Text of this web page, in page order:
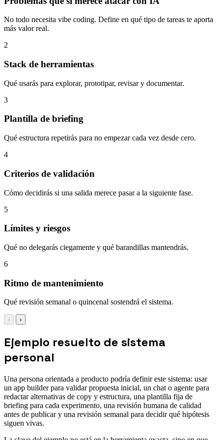
No todo necesita vibe coding. Define en qué tipo de tareas te aporta
más valor real.
2
Stack de herramientas
Qué usarás para explorar, prototipar, revisar y documentar.
3
Plantilla de briefing
Qué estructura repetirás para no empezar cada vez desde cero.
4
Criterios de validación
Cómo decidirás si una salida merece pasar a la siguiente fase.
5
Límites y riesgos
Qué no delegarás ciegamente y qué barandillas mantendrás.
6
Ritmo de mantenimiento
Qué revisión semanal o quincenal sostendrá el sistema.
‹ ›
Ejemplo resuelto de sistema
personal
Una persona orientada a producto podría definir este sistema: usar
un app builder para validar propuesta inicial, un chat o agente para
redactar alternativas de copy y estructura, una plantilla fija de
briefing para cada experimento, una revisión humana de calidad
antes de publicar y una revisión semanal para decidir qué hipótesis
siguen vivas.